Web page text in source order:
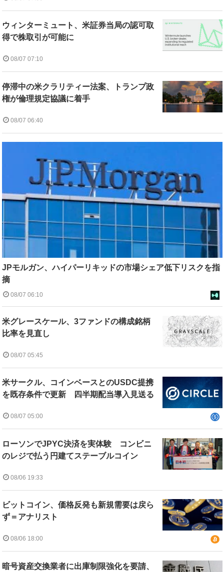
ウィンターミュート、米証券当局の認可取
得で株取引が可能に
08/07 07:10
停滞中の米クラリティー法案、トランプ政
権が倫理規定協議に着手
08/07 06:40
JPモルガン、ハイパーリキッドの市場シェア低下リスクを指
摘
08/07 06:10
米グレースケール、3ファンドの構成銘柄
比率を見直し
08/07 05:45
米サークル、コインベースとのUSDC提携
を既存条件で更新 四半期配当導入見送る
08/07 05:00
ローソンでJPYC決済を実体験 コンビニ
のレジで払う円建てステーブルコイン
08/06 19:33
ビットコイン、価格反発も新規需要は戻ら
ず＝アナリスト
08/06 18:00
暗号資産交換業者に出庫制限強化を要請、